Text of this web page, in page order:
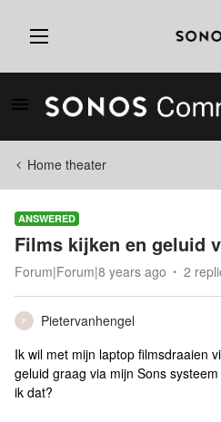
Home theater
ANSWERED
Films kijken en geluid
Forum|Forum|8 years ago 2
P
Pietervanhengel
Ik wil met mijn laptop filmsdraaien
geluid graag via mijn Sons
ik dat?